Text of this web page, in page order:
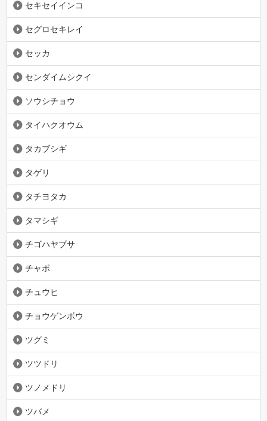
セキセイインコ
セグロセキレイ
セッカ
センダイムシクイ
ソウシチョウ
タイハクオウム
タカブシギ
タゲリ
タチヨタカ
タマシギ
チゴハヤブサ
チャボ
チュウヒ
チョウゲンボウ
ツグミ
ツツドリ
ツノメドリ
ツバメ